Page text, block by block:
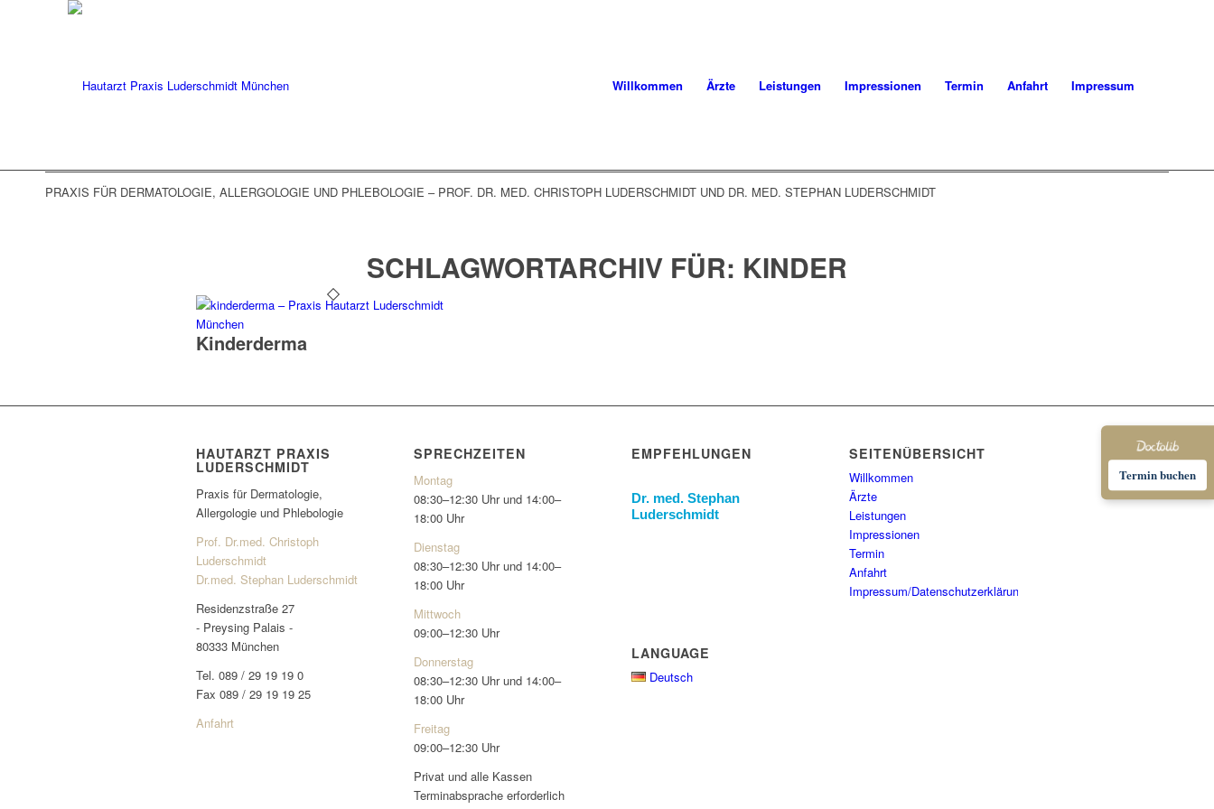
Willkommen Ärzte Leistungen Impressionen Termin Anfahrt Impressum
PRAXIS FÜR DERMATOLOGIE, ALLERGOLOGIE UND PHLEBOLOGIE – PROF. DR. MED. CHRISTOPH LUDERSCHMIDT UND DR. MED. STEPHAN LUDERSCHMIDT
SCHLAGWORTARCHIV FÜR: KINDER
Kinderderma
HAUTARZT PRAXIS
LUDERSCHMIDT
Praxis für Dermatologie,
Allergologie und Phlebologie
Prof. Dr.med. Christoph
Luderschmidt
Dr.med. Stephan Luderschmidt
Residenzstraße 27
- Preysing Palais -
80333 München
Tel. 089 / 29 19 19 0
Fax 089 / 29 19 19 25
Anfahrt
SPRECHZEITEN
Montag
08:30–12:30 Uhr und 14:00–
18:00 Uhr
Dienstag
08:30–12:30 Uhr und 14:00–
18:00 Uhr
Mittwoch
09:00–12:30 Uhr
Donnerstag
08:30–12:30 Uhr und 14:00–
18:00 Uhr
Freitag
09:00–12:30 Uhr
Privat und alle Kassen
Terminabsprache erforderlich
EMPFEHLUNGEN
Dr. med. Stephan
Luderschmidt
LANGUAGE
Deutsch
SEITENÜBERSICHT
Willkommen
Ärzte
Leistungen
Impressionen
Termin
Anfahrt
Impressum/Datenschutzerklärung
Termin buchen